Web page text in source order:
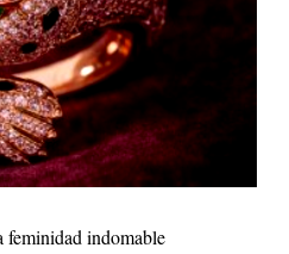
feminidad indomable